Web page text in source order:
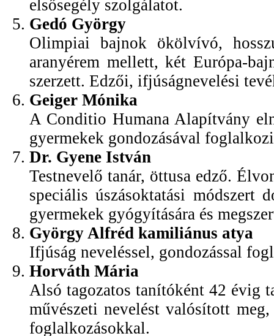
elsősegély szolgálatot.
Gedó György
Olimpiai bajnok ökölvívó,
aranyérem mellett, két Európa-
szerzett. Edzői, ifjúságnevelési
Geiger Mónika
A Conditio Humana Alapítvány
gyermekek gondozásával
Dr. Gyene István
Testnevelő tanár, öttusa edző.
speciális úszásoktatási módszert
gyermekek gyógyítására és
György Alfréd kamiliánus atya
Ifjúság neveléssel, gondozással
Horváth Mária
Alsó tagozatos tanítóként 42 évig
művészeti nevelést valósított
foglalkozásokkal.